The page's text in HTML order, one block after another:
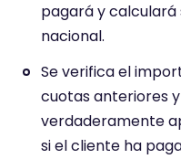
pagará y calculará
nacional.
Se verifica el
cuotas anteriores
verdaderamente
si el cliente ha